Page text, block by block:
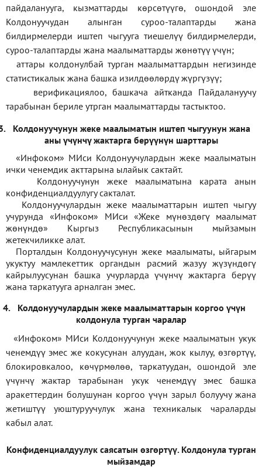
пайдаланууга, кызматтарды көрсөтүүгө, ошондой эле
Колдонуучудан алынган суроо-талаптарды жана
билдирмелерди иштеп чыгууга тиешелүү билдирмелерди,
суроо-талаптарды жана маалыматтарды жөнөтүү үчүн;
аттары колдонулбай турган маалыматтардын негизинде
статистикалык жана башка изилдөөлөрдү жүргүзүү;
верификациялоо,башкача айтканда Пайдалануучу
тарабынан бериле утрган маалыматтарды тастыктоо.
Колдонуучунун жеке маалыматын иштеп чыгуунун жана
аны үчүнчү жактарга берүүнүн шарттары
«Инфоком» МИси Колдонуучулардын жеке маалыматын
ички ченемдик акттарына ылайык сактайт.
Колдонуучунун жеке маалыматына карата анын
конфиденциалдуулугу сакталат.
Колдонуучулардын жеке маалыматтарын иштеп чыгуу
учурунда «Инфоком» МИси«Жеке мүнөздөгү маалымат
жөнүндө» Кыргыз Республикасынын мыйзамын
жетекчиликке алат.
Порталдын Колдонуучусунун жеке маалыматы, ыйгарым
укуктуу мамлекеттик органдын расмий жазуу жүзүндөгү
кайрылуусунан башка учурларда үчүнчү жактарга берүү
жана таркатууга арналган эмес.
4.
Колдонуучулардын жеке маалыматтарын коргоо үчүн
колдонула турган чаралар
«Инфоком» МИси Колдонуучунун жеке маалыматын укук
ченемдүү эмес же кокусунан алуудан, жок кылуу, өзгөртүү,
блокировкалоо, көчүрмөлөө, таркатуудан, ошондой эле
үчүнчү жактар тарабынан укук ченемдүү эмес башка
аракеттердин болушунан коргоо үчүн зарыл болуучу жана
жетиштүү уюштуруучулук жана техникалык чараларды
кабыл алат.
Конфиденциалдуулук саясатын өзгөртүү. Колдонула турган
мыйзамдар